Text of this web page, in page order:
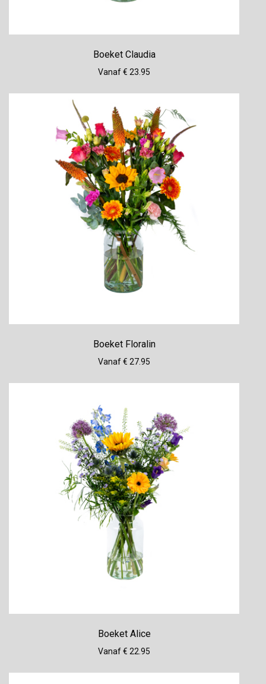
Boeket Claudia
Vanaf € 23.95
Boeket Floralin
Vanaf € 27.95
Boeket Alice
Vanaf € 22.95